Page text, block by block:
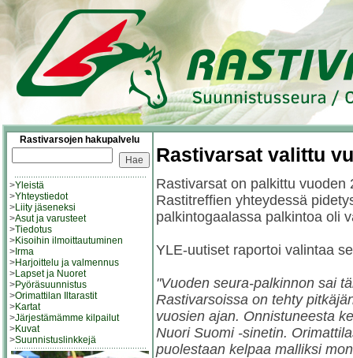
Rastivarsojen hakupalvelu
>Yleistä
>Yhteystiedot
>Liity jäseneksi
>Asut ja varusteet
>Tiedotus
>Kisoihin ilmoittautuminen
> Irma
>Harjoittelu ja valmennus
>Lapset ja Nuoret
>Pyöräsuunnistus
>Orimattilan Iltarastit
>Kartat
>Järjestämämme kilpailut
>Kuvat
>Suunnistuslinkkejä
Rastivarsat valittu
Rastivarsat on palkittu
Rastitreffien yhteydessä
palkintogaalassa palkintoa oli
YLE-uutiset raportoi valintaa
"Vuoden seura-palkinnon sai
Rastivarsoissa on tehty
vuosien ajan. Onnistuneesta
Nuori Suomi -sinetin.
puolestaan kelpaa malliksi